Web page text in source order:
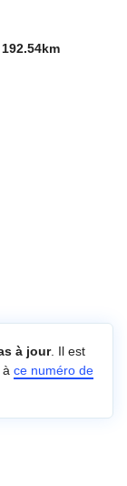
192.54km
à jour. Il est
ce numéro de